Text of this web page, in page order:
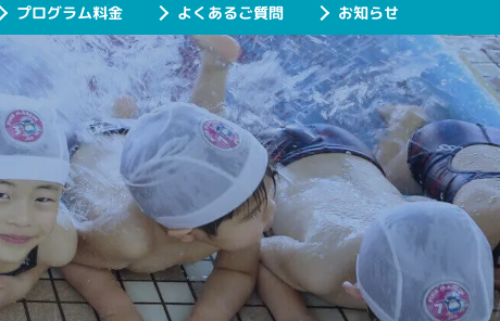
プログラム料金 よくあるご質問 お知らせ